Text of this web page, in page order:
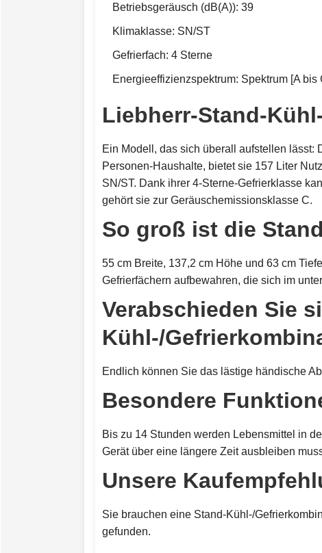
Betriebsgeräusch (dB(A)): 39
Klimaklasse: SN/ST
Gefrierfach: 4 Sterne
Energieeffizienzspektrum: Spektrum [A bis
Liebherr-Stand-
Ein Modell, das sich überall aufstellen lässt:
Personen-Haushalte, bietet sie 157 Liter
SN/ST. Dank ihrer 4-Sterne-Gefrierklasse
gehört sie zur Geräuschemissionsklasse C.
So groß ist die
55 cm Breite, 137,2 cm Höhe und 63 cm
Gefrierfächern aufbewahren, die sich im
Verabschieden Sie
Kühl-/
Endlich können Sie das lästige händische
Besondere
Bis zu 14 Stunden werden Lebensmittel in
Gerät über eine längere Zeit ausbleiben
Unsere
Sie brauchen eine Stand-Kühl-/
gefunden.